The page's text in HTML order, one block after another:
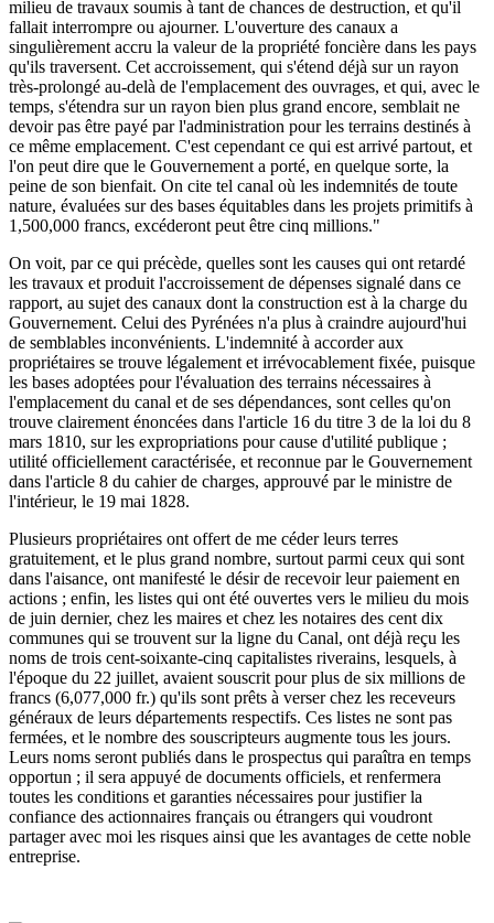
milieu de travaux soumis à tant de chances de destruction, et qu'il
fallait interrompre ou ajourner. L'ouverture des canaux a
singulièrement accru la valeur de la propriété foncière dans les pays
qu'ils traversent. Cet accroissement, qui s'étend déjà sur un rayon
très-prolongé au-delà de l'emplacement des ouvrages, et qui, avec le
temps, s'étendra sur un rayon bien plus grand encore, semblait ne
devoir pas être payé par l'administration pour les terrains destinés à
ce même emplacement. C'est cependant ce qui est arrivé partout, et
l'on peut dire que le Gouvernement a porté, en quelque sorte, la
peine de son bienfait. On cite tel canal où les indemnités de toute
nature, évaluées sur des bases équitables dans les projets primitifs à
1,500,000 francs, excéderont peut être cinq millions."
On voit, par ce qui précède, quelles sont les causes qui ont retardé
les travaux et produit l'accroissement de dépenses signalé dans ce
rapport, au sujet des canaux dont la construction est à la charge du
Gouvernement. Celui des Pyrénées n'a plus à craindre aujourd'hui
de semblables inconvénients. L'indemnité à accorder aux
propriétaires se trouve légalement et irrévocablement fixée, puisque
les bases adoptées pour l'évaluation des terrains nécessaires à
l'emplacement du canal et de ses dépendances, sont celles qu'on
trouve clairement énoncées dans l'article 16 du titre 3 de la loi du 8
mars 1810, sur les expropriations pour cause d'utilité publique ;
utilité officiellement caractérisée, et reconnue par le Gouvernement
dans l'article 8 du cahier de charges, approuvé par le ministre de
l'intérieur, le 19 mai 1828.
Plusieurs propriétaires ont offert de me céder leurs terres
gratuitement, et le plus grand nombre, surtout parmi ceux qui sont
dans l'aisance, ont manifesté le désir de recevoir leur paiement en
actions ; enfin, les listes qui ont été ouvertes vers le milieu du mois
de juin dernier, chez les maires et chez les notaires des cent dix
communes qui se trouvent sur la ligne du Canal, ont déjà reçu les
noms de trois cent-soixante-cinq capitalistes riverains, lesquels, à
l'époque du 22 juillet, avaient souscrit pour plus de six millions de
francs (6,077,000 fr.) qu'ils sont prêts à verser chez les receveurs
généraux de leurs départements respectifs. Ces listes ne sont pas
fermées, et le nombre des souscripteurs augmente tous les jours.
Leurs noms seront publiés dans le prospectus qui paraîtra en temps
opportun ; il sera appuyé de documents officiels, et renfermera
toutes les conditions et garanties nécessaires pour justifier la
confiance des actionnaires français ou étrangers qui voudront
partager avec moi les risques ainsi que les avantages de cette noble
entreprise.